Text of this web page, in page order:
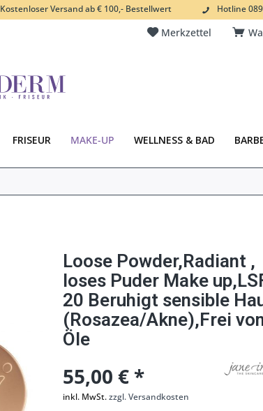
Kostenloser Versand ab € 100,- Bestellwert Hotline
Merkzettel
FRISEUR MAKE-UP WELLNESS & BAD
Loose Powder,Radiant ,
loses Puder Make
20 Beruhigt sensible
(Rosazea/Akne),Frei
Öle
55,00 € *
inkl. MwSt.zzgl. Versandkosten